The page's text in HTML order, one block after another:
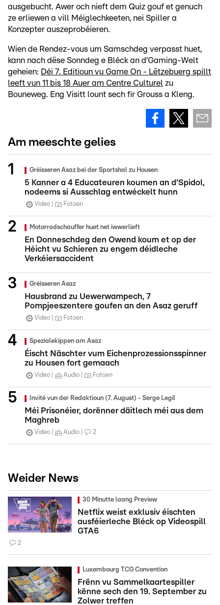
ausgebucht. Awer och nieft dem Quiz gouf et genuch
ze erliewen a vill Méiglechkeeten, nei Spiller a
Konzepter auszeprobéieren.
Wien de Rendez-vous um Samschdeg verpasst huet,
kann nach dëse Sonndeg e Bléck an d’Gaming-Welt
geheien: Déi 7. Editioun vu Game On - Lëtzebuerg spillt
leeft vun 11 bis 18 Auer am Centre Culturel zu
Bouneweg. Eng Visitt lount sech fir Grouss a Kleng.
Am meeschte gelies
Gréisseren Asaz bei der Sportshal zu Housen
5 Kanner a 4 Educateuren koumen an d'Spidol,
nodeems si Ausschlag entwéckelt hunn
Video Fotoen
Motorradschauffer huet net iwwerlieft
En Donneschdeg den Owend koum et op der
Héicht vu Schieren zu engem déidleche
Verkéiersaccident
Gréisseren Asaz
Hausbrand zu Uewerwampech, 7
Pompjeeszentere goufen an den Asaz geruff
Video Fotoen
Spezialekippen am Asaz
Éischt Näschter vum Eichenprozessionsspinner
zu Housen fort gemaach
Video Audio Fotoen
Invité vun der Redaktioun (7. August) - Serge Legil
Méi Prisonéier, dorënner däitlech méi aus dem
Maghreb
Video Audio 2
Weider News
30 Minutte laang Preview
Netflix weist exklusiv éischten
ausféierleche Bléck op Videospill
GTA6
2
Luxembourg TCG Convention
Frënn vu Sammelkaartespiller
kënne sech den 19. September zu
Zolwer treffen